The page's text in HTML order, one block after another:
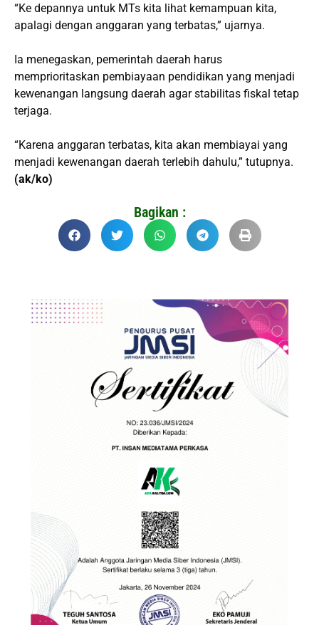
“Ke depannya untuk MTs kita lihat kemampuan kita,
apalagi dengan anggaran yang terbatas,” ujarnya.
Ia menegaskan, pemerintah daerah harus
memprioritaskan pembiayaan pendidikan yang menjadi
kewenangan langsung daerah agar stabilitas fiskal tetap
terjaga.
“Karena anggaran terbatas, kita akan membiayai yang
menjadi kewenangan daerah terlebih dahulu,” tutupnya.
(ak/ko)
Bagikan :